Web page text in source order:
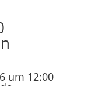
um 12:00